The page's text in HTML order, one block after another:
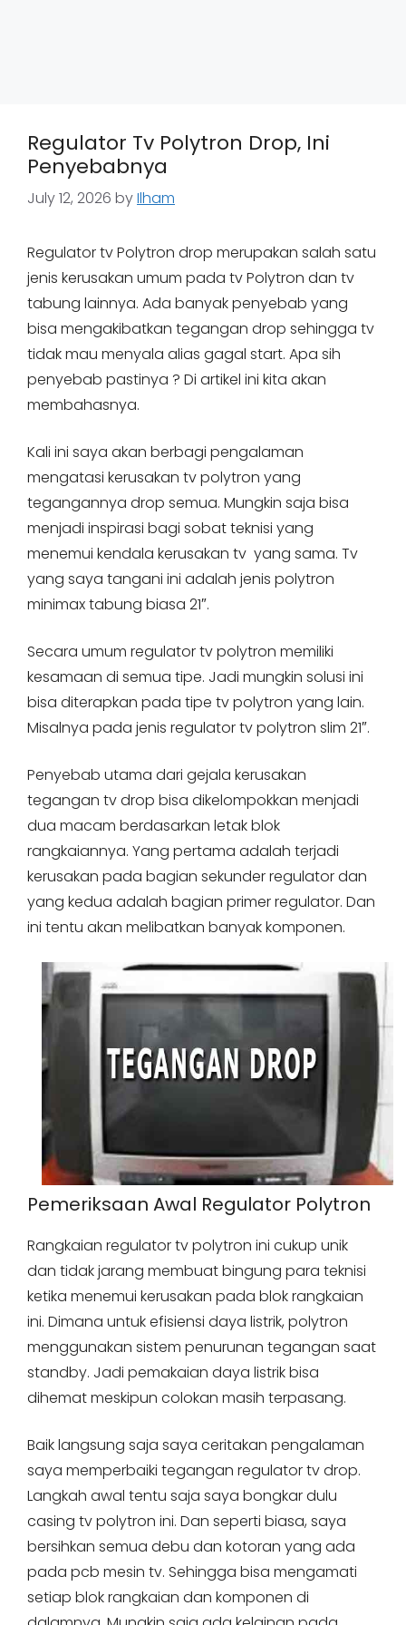
Regulator Tv Polytron Drop, Ini
Penyebabnya
July 12, 2026 byIlham
Regulator tv Polytron drop merupakan salah satu
jenis kerusakan umum pada tv Polytron dan tv
tabung lainnya. Ada banyak penyebab yang
bisa mengakibatkan tegangan drop sehingga tv
tidak mau menyala alias gagal start. Apa sih
penyebab pastinya ? Di artikel ini kita akan
membahasnya.
Kali ini saya akan berbagi pengalaman
mengatasi kerusakan tv polytron yang
tegangannya drop semua. Mungkin saja bisa
menjadi inspirasi bagi sobat teknisi yang
menemui kendala kerusakan tv yang sama. Tv
yang saya tangani ini adalah jenis polytron
minimax tabung biasa 21″.
Secara umum regulator tv polytron memiliki
kesamaan di semua tipe. Jadi mungkin solusi ini
bisa diterapkan pada tipe tv polytron yang lain.
Misalnya pada jenis regulator tv polytron slim 21″.
Penyebab utama dari gejala kerusakan
tegangan tv drop bisa dikelompokkan menjadi
dua macam berdasarkan letak blok
rangkaiannya. Yang pertama adalah terjadi
kerusakan pada bagian sekunder regulator dan
yang kedua adalah bagian primer regulator. Dan
ini tentu akan melibatkan banyak komponen.
Pemeriksaan Awal Regulator Polytron
Rangkaian regulator tv polytron ini cukup unik
dan tidak jarang membuat bingung para teknisi
ketika menemui kerusakan pada blok rangkaian
ini. Dimana untuk efisiensi daya listrik, polytron
menggunakan sistem penurunan tegangan saat
standby. Jadi pemakaian daya listrik bisa
dihemat meskipun colokan masih terpasang.
Baik langsung saja saya ceritakan pengalaman
saya memperbaiki tegangan regulator tv drop.
Langkah awal tentu saja saya bongkar dulu
casing tv polytron ini. Dan seperti biasa, saya
bersihkan semua debu dan kotoran yang ada
pada pcb mesin tv. Sehingga bisa mengamati
setiap blok rangkaian dan komponen di